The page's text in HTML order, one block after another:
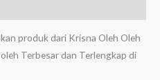
produk dari Krisna Oleh Oleh
Terbesar dan Terlengkap di